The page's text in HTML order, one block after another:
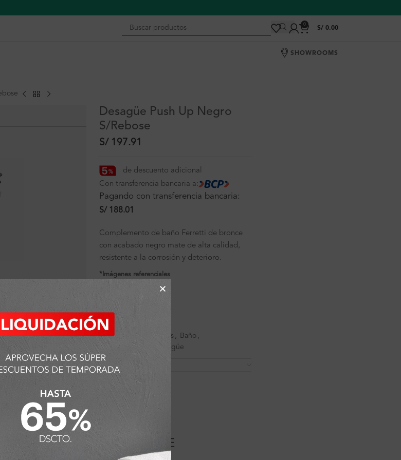
0
S/ 0.00
SHOWROOMS
Desagüe Push Up Negro
S/Rebose
S/197.91
de descuento adicional
Con transferencia bancaria a:
Pagando con transferencia bancaria:
S/188.01
Complemento de baño Ferretti de bronce
con acabado negro mate de alta calidad,
resistente a la corrosión y deterioro.
*Imágenes referenciales
SKU:
Categorías:
Ambientes , Baño ,
Complementos
Desagüe
Detalles y Material
PUEDEN INTERESARTE